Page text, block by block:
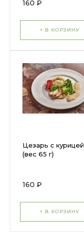
160 ₽
+ В КОРЗИНУ
Цезарь с курицей
(вес 65 г)
160 ₽
+ В КОРЗИНУ